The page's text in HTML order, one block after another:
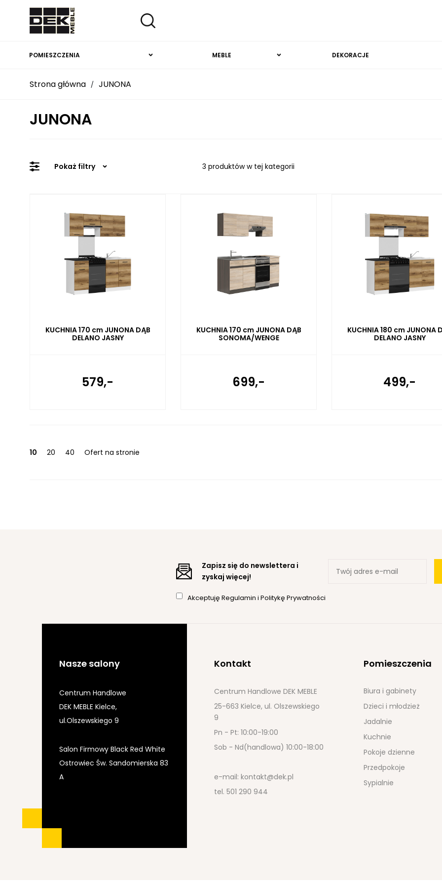
POMIESZCZENIA MEBLE DEKORACJE
Strona główna / JUNONA
JUNONA
Pokaż filtry 3 produktów w tej kategorii
KUCHNIA 170 cm JUNONA DĄB
DELANO JASNY
579,-
KUCHNIA 170 cm JUNONA DĄB
SONOMA/WENGE
699,-
KUCHNIA 180 cm JUNONA
DELANO JASNY
499,-
10 20 40 Ofert na stronie
Zapisz się do newslettera i
zyskaj więcej!
AkceptujęRegulaminiPolitykę Prywatności
Nasze salony
Centrum Handlowe
DEK MEBLE Kielce,
ul.Olszewskiego 9
Salon Firmowy Black Red White
Ostrowiec Św. Sandomierska 83
A
Kontakt
Centrum Handlowe DEK MEBLE
25-663 Kielce, ul. Olszewskiego
9
Pn - Pt: 10:00-19:00
Sob - Nd(handlowa) 10:00-18:00
e-mail: kontakt@dek.pl
tel. 501 290 944
Pomieszczenia
Biura i gabinety
Dzieci i młodzież
Jadalnie
Kuchnie
Pokoje dzienne
Przedpokoje
Sypialnie